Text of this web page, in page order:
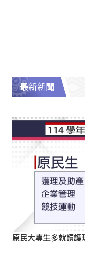
最新新聞
原民大專生多就讀護